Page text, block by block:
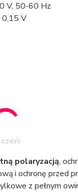
V, 50-60 Hz
0,15 V
polaryzacją,
i ochronę przed
z pełnym